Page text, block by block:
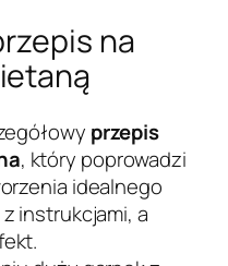
na
przepis
, który poprowadzi
idealnego
instrukcjami, a